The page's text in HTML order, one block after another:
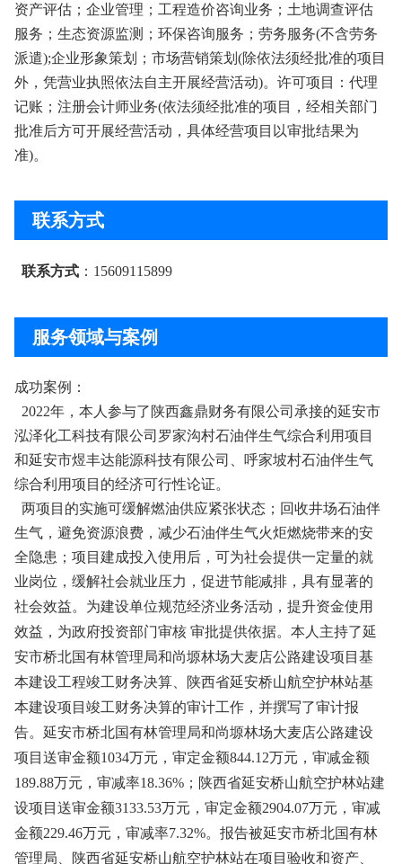
资产评估；企业管理；工程造价咨询业务； 土地调查评估
服务；生态资源监测；环保咨询服务；劳务服务(不含劳务
派遣);企业形象策划；市场营销策划(除依法须经批准的项目
外，凭营业执照依法自主开展经营活动)。许可项目：代理
记账；注册会计师业务(依法须经批准的项目，经相关部门
批准后方可开展经营活动，具体经营项目以审批结果为
准)。
联系方式
联系方式 ：15609115899
服务领域与案例
成功案例：
2022年，本人参与了陕西鑫鼎财务有限公司承接的延安市
泓泽化工科技有限公司罗家沟村石油伴生气综合利用项目
和延安市煜丰达能源科技有限公司、呼家坡村石油伴生气
综合利用项目的经济可行性论证。
两项目的实施可缓解燃油供应紧张状态；回收井场石油伴
生气，避免资源浪费，减少石油伴生气火炬燃烧带来的安
全隐患；项目建成投入使用后，可为社会提供一定量的就
业岗位，缓解社会就业压力，促进节能减排，具有显著的
社会效益。 为建设单位规范经济业务活动，提升资金使用
效益，为政府投资部门审核 审批提供依据。本人主持了延
安市桥北国有林管理局和尚塬林场大麦店公路建设项目基
本建设工程竣工财务决算、陕西省延安桥山航空护林站基
本建设项目竣工财务决算的审计工作，并撰写了审计报
告。延安市桥北国有林管理局和尚塬林场大麦店公路建设
项目送审金额1034万元，审定金额844.12万元，审减金额
189.88万元，审减率18.36%；陕西省延安桥山航空护林站建
设项目送审金额3133.53万元，审定金额2904.07万元，审减
金额229.46万元，审减率7.32%。报告被延安市桥北国有林
管理局、陕西省延安桥山航空护林站在项目验收和资产、